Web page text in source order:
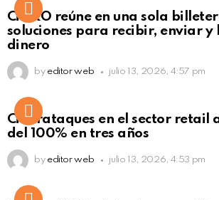
Not Safe For Work
Click to view this post
CiNKO reúne en una sola
soluciones para recibir, enviar y
dinero
by editor web julio 13, 2026, 4:57 pm
Ciberataques en el sector retail
del 100% en tres años
by editor web julio 13, 2026, 4:53 pm